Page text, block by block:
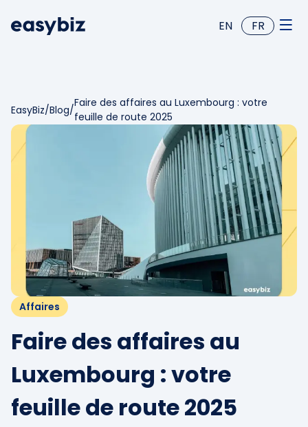
EN FR
EasyBiz/Blog/
Faire des affaires au Luxembourg : votre
feuille de route 2025
Affaires
Faire des affaires au
Luxembourg : votre
feuille de route 2025